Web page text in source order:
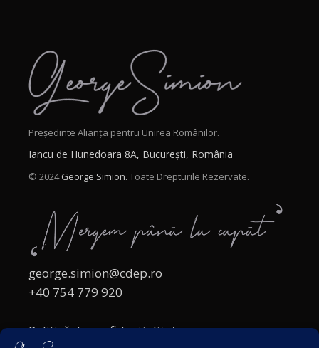
Președinte Alianța pentru Unirea Românilor.
Iancu de Hunedoara 8A, București, România
© 2024George Simion. Toate Drepturile Rezervate.
george.simion@cdep.ro
+40 754 779 920
Politică de confidențialitate